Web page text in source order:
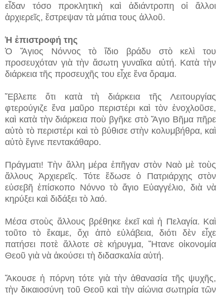
εἶδαν τόσο προκλητικὴ καὶ ἀδιάντροπη οἱ ἄλλοι
ἀρχιερεῖς, ἔστρεψαν τὰ μάτια τους ἀλλοῦ.
Ἡ ἐπιστροφή της
Ὁ Ἅγιος Νόννος τὸ ἴδιο βράδυ στὸ κελὶ του
προσευχόταν γιὰ τὴν ἄσωτη γυναῖκα αὐτή. Κατὰ τὴν
διάρκεια τῆς προσευχῆς του εἶχε ἕνα ὅραμα.
Ἔβλεπε ὅτι κατὰ τὴ διάρκεια τῆς Λειτουργίας
φτερούγιζε ἕνα μαῦρο περιστέρι καὶ τὸν ἐνοχλοῦσε,
καὶ κατὰ τὴν διάρκεια ποὺ βγῆκε στὸ Ἅγιο Βῆμα πῆρε
αὐτὸ τὸ περιστέρι καὶ τὸ βύθισε στὴν κολυμβήθρα, καὶ
αὐτὸ ἔγινε πεντακάθαρο.
Πράγματι! Τὴν ἄλλη μέρα ἐπῆγαν στὸν Ναὸ μὲ τοὺς
ἄλλους Ἀρχιερεῖς. Τότε ἔδωσε ὁ Πατριάρχης στὸν
εὐσεβῆ ἐπίσκοπο Νόννο τὸ ἅγιο Εὐαγγέλιο, διὰ νὰ
κηρύξει καὶ διδάξει τὸ λαό.
Μέσα στοὺς ἄλλους βρέθηκε ἐκεῖ καὶ ἡ Πελαγία. Καὶ
τοῦτο τὸ ἔκαμε, ὄχι ἀπὸ εὐλάβεια, διότι δὲν εἶχε
πατήσει ποτὲ ἄλλοτε σὲ κήρυγμα, Ἤτανε οἰκονομία
Θεοῦ γιὰ νὰ ἀκούσει τὴ διδασκαλία αὐτή.
Ἄκουσε ἡ πόρνη τότε γιὰ τὴν ἀθανασία τῆς ψυχῆς,
τὴν δικαιοσύνη τοῦ Θεοῦ καὶ τὴν αἰώνια σωτηρία τῶν